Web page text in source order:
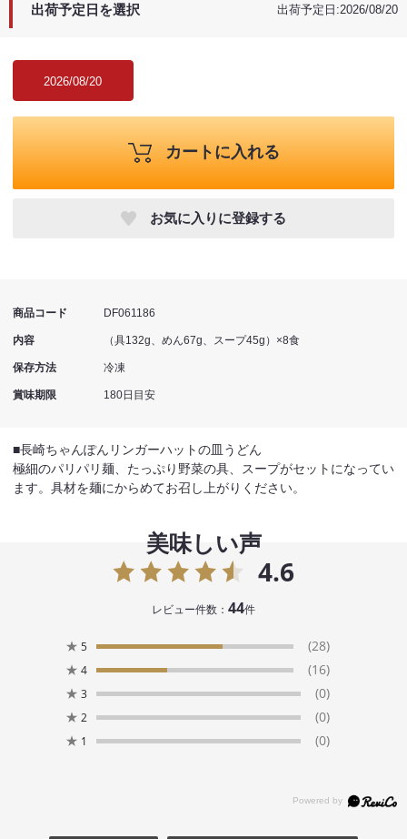
出荷予定日を選択 出荷予定日:2026/08/20
2026/08/20
カートに入れる
お気に入りに登録する
商品コード DF061186
内容 （具132g、めん67g、スープ45g）×8食
保存方法 冷凍
賞味期限 180日目安
■長崎ちゃんぽんリンガーハットの皿うどん
極細のパリパリ麺、たっぷり野菜の具、スープがセットになってい
ます。具材を麺にからめてお召し上がりください。
美味しい声
4.6
レビュー件数： 44件
★ 5
(28)
★ 4
(16)
★ 3
(0)
★ 2
(0)
★ 1 (0)